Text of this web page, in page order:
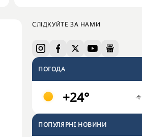
СЛІДКУЙТЕ ЗА НАМИ
ПОГОДА
+24°
ПОПУЛЯРНI НОВИНИ